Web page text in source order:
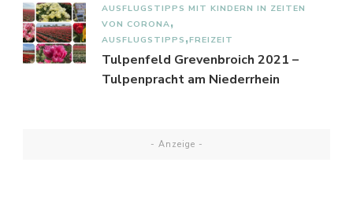
AUSFLUGSTIPPS MIT KINDERN IN ZEITEN
VON CORONA
AUSFLUGSTIPPS FREIZEIT
Tulpenfeld Grevenbroich 2021 –
Tulpenpracht am Niederrhein
- Anzeige -